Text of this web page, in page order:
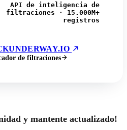
API de inteligencia de
filtraciones · 15.000M+
registros
de filtraciones
y mantente actualizado!